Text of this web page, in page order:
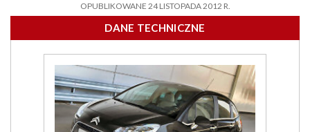
OPUBLIKOWANE 24 LISTOPADA 2012 R.
DANE TECHNICZNE